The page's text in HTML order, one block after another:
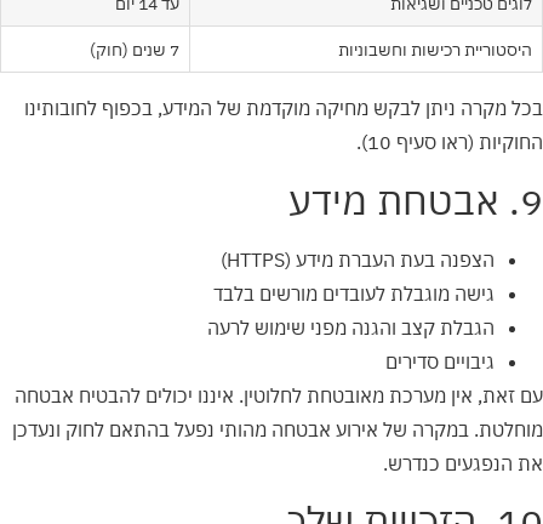
היסטוריית רכישות וחשבוניות
7 שנים (חוק)
בכל מקרה ניתן לבקש מחיקה מוקדמת של המידע, בכפוף לחובותינו
החוקיות (ראו סעיף 10).
9. אבטחת מידע
הצפנה בעת העברת מידע (HTTPS)
גישה מוגבלת לעובדים מורשים בלבד
הגבלת קצב והגנה מפני שימוש לרעה
גיבויים סדירים
עם זאת, אין מערכת מאובטחת לחלוטין. איננו יכולים להבטיח אבטחה
מוחלטת. במקרה של אירוע אבטחה מהותי נפעל בהתאם לחוק ונעדכן
את הנפגעים כנדרש.